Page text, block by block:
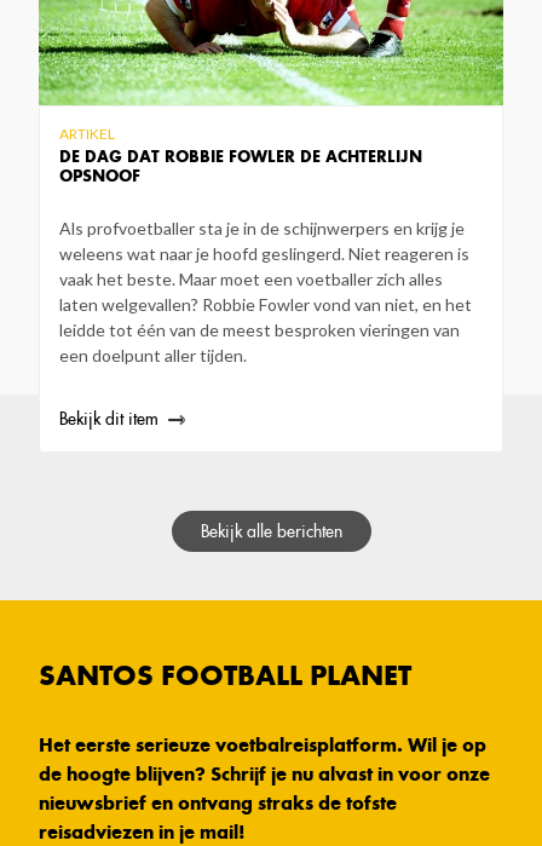
DE DAG DAT ROBBIE FOWLER DE ACHTERLIJN
OPSNOOF
ARTIKEL
Als profvoetballer sta je in de schijnwerpers en krijg je
weleens wat naar je hoofd geslingerd. Niet reageren is
vaak het beste. Maar moet een voetballer zich alles
laten welgevallen? Robbie Fowler vond van niet, en het
leidde tot één van de meest besproken vieringen van
een doelpunt aller tijden.
Bekijk dit item
Bekijk alle berichten
SANTOS FOOTBALL PLANET
Het eerste serieuze voetbalreisplatform. Wil je op
de hoogte blijven? Schrijf je nu alvast in voor onze
nieuwsbrief en ontvang straks de tofste
reisadviezen in je mail!